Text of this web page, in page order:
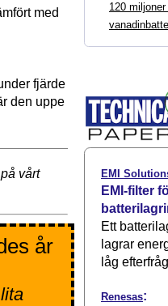
med
fjärde
den uppe
vårt
år
120
EMI
EMI-filter
Ett
lagrar
låg
Renesas: